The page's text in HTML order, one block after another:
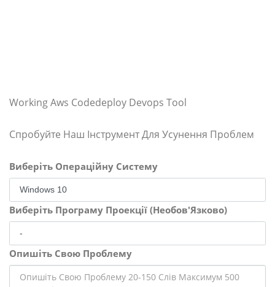
Working Aws Codedeploy Devops Tool
Спробуйте Наш Інструмент Для Усунення Проблем
Виберіть Операційну Систему
Виберіть Програму Проекції (Необов'Язково)
Опишіть Свою Проблему